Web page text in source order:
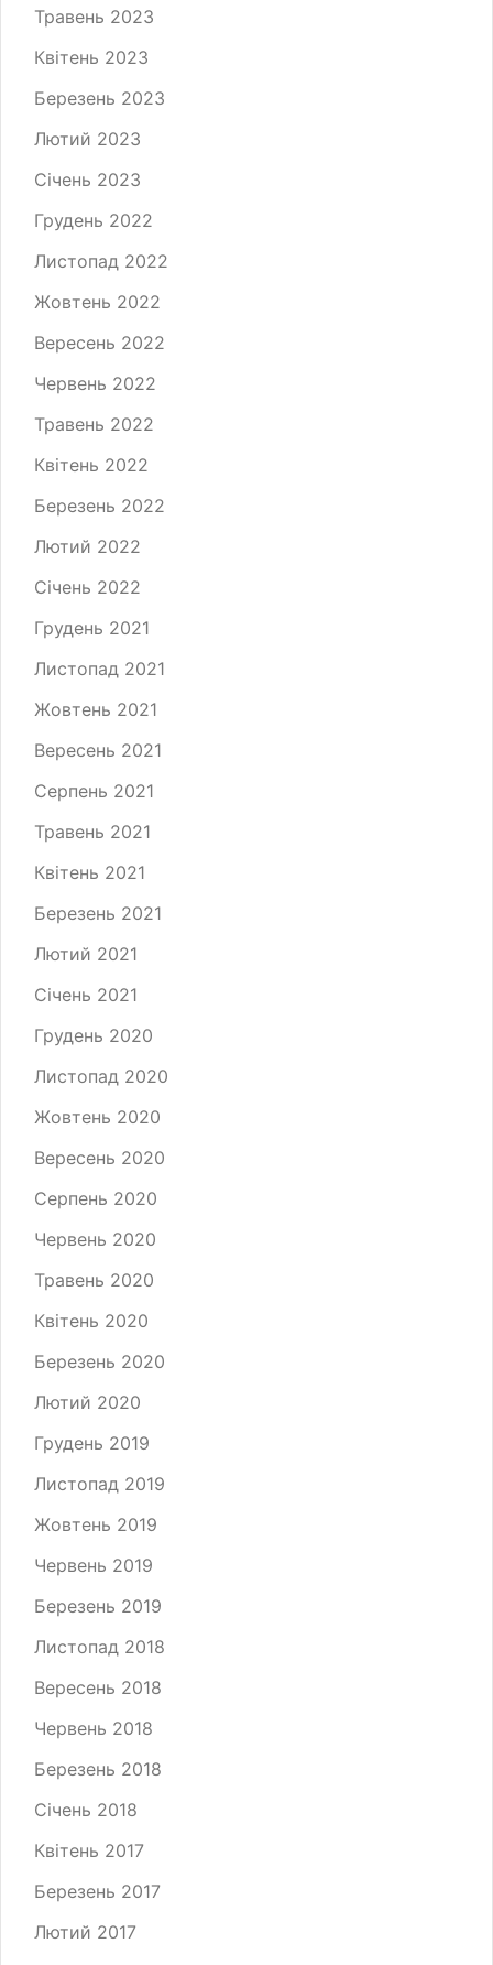
Травень 2023
Квітень 2023
Березень 2023
Лютий 2023
Січень 2023
Грудень 2022
Листопад 2022
Жовтень 2022
Вересень 2022
Червень 2022
Травень 2022
Квітень 2022
Березень 2022
Лютий 2022
Січень 2022
Грудень 2021
Листопад 2021
Жовтень 2021
Вересень 2021
Серпень 2021
Травень 2021
Квітень 2021
Березень 2021
Лютий 2021
Січень 2021
Грудень 2020
Листопад 2020
Жовтень 2020
Вересень 2020
Серпень 2020
Червень 2020
Травень 2020
Квітень 2020
Березень 2020
Лютий 2020
Грудень 2019
Листопад 2019
Жовтень 2019
Червень 2019
Березень 2019
Листопад 2018
Вересень 2018
Червень 2018
Березень 2018
Січень 2018
Квітень 2017
Березень 2017
Лютий 2017